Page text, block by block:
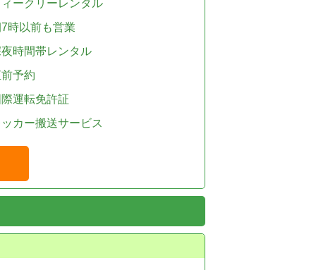
ークリーレンタル
時以前も営業
時間帯レンタル
予約
運転免許証
カー搬送サービス